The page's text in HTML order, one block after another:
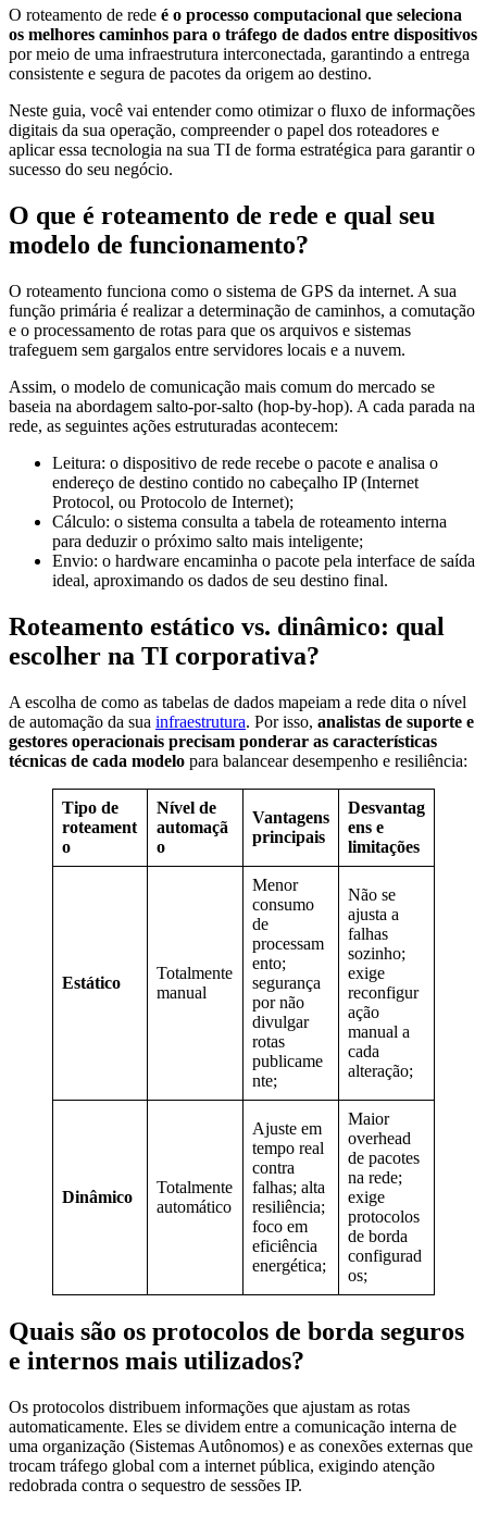
O roteamento de rede é o processo computacional que seleciona
os melhores caminhos para o tráfego de dados entre dispositivos
por meio de uma infraestrutura interconectada, garantindo a entrega
consistente e segura de pacotes da origem ao destino.
Neste guia, você vai entender como otimizar o fluxo de informações
digitais da sua operação, compreender o papel dos roteadores e
aplicar essa tecnologia na sua TI de forma estratégica para garantir o
sucesso do seu negócio.
O que é roteamento de rede e qual seu
modelo de funcionamento?
O roteamento funciona como o sistema de GPS da internet. A sua
função primária é realizar a determinação de caminhos, a comutação
e o processamento de rotas para que os arquivos e sistemas
trafeguem sem gargalos entre servidores locais e a nuvem.
Assim, o modelo de comunicação mais comum do mercado se
baseia na abordagem salto-por-salto (hop-by-hop). A cada parada na
rede, as seguintes ações estruturadas acontecem:
Leitura: o dispositivo de rede recebe o pacote e analisa o
endereço de destino contido no cabeçalho IP (Internet
Protocol, ou Protocolo de Internet);
Cálculo: o sistema consulta a tabela de roteamento interna
para deduzir o próximo salto mais inteligente;
Envio: o hardware encaminha o pacote pela interface de saída
ideal, aproximando os dados de seu destino final.
Roteamento estático vs. dinâmico: qual
escolher na TI corporativa?
A escolha de como as tabelas de dados mapeiam a rede dita o nível
de automação da sua infraestrutura. Por isso, analistas de suporte e
gestores operacionais precisam ponderar as características
técnicas de cada modelo para balancear desempenho e resiliência:
Tipo de
roteament
o
Nível de
automaçã
o
Vantagens
principais
Desvantag
ens e
limitações
Estático
Totalmente
manual
Menor
consumo
de
processam
ento;
segurança
por não
divulgar
rotas
publicame
nte;
Não se
ajusta a
falhas
sozinho;
exige
reconfigur
ação
manual a
cada
alteração;
Dinâmico
Totalmente
automático
Ajuste em
tempo real
contra
falhas; alta
resiliência;
foco em
eficiência
energética;
Maior
overhead
de pacotes
na rede;
exige
protocolos
de borda
configurad
os;
Quais são os protocolos de borda seguros
e internos mais utilizados?
Os protocolos distribuem informações que ajustam as rotas
automaticamente. Eles se dividem entre a comunicação interna de
uma organização (Sistemas Autônomos) e as conexões externas que
trocam tráfego global com a internet pública, exigindo atenção
redobrada contra o sequestro de sessões IP.